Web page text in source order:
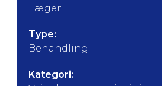
Læger
Type:
Behandling
Kategori: